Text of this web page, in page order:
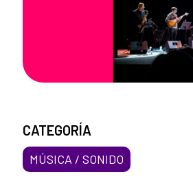
CATEGORÍA
MÚSICA / SONIDO